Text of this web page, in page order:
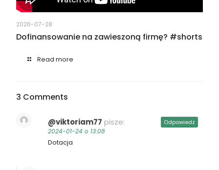
2026-07-28
Dofinansowanie na zawieszoną firmę? #shorts
Read more
3 Comments
@viktoriam77 pisze:
2024-01-24 o 13:08
Dotacja
Odpowiedz